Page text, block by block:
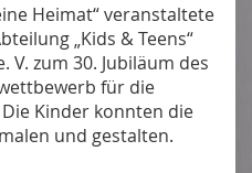
Heimat“ veranstaltete
„Kids & Teens“
V. zum 30. Jubiläum des
für die
Kinder konnten die
und gestalten.